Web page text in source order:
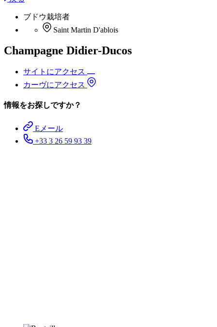
ブドウ栽培者
Saint Martin D'ablois
Champagne Didier-Ducos
サイトにアクセス
カーヴにアクセス
情報をお探しですか？
Eメール
+33 3 26 59 93 39